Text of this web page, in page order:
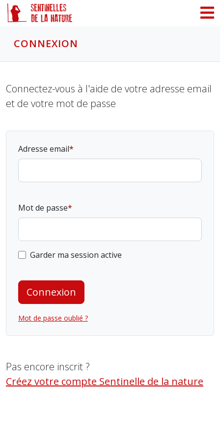
CONNEXION
Connectez-vous à l'aide de votre adresse email
et de votre mot de passe
Adresse email
Mot de passe
Garder ma session active
Connexion
Mot de passe oublié ?
Pas encore inscrit ?
Créez votre compte Sentinelle de la nature
Panneau de gestion des cookies